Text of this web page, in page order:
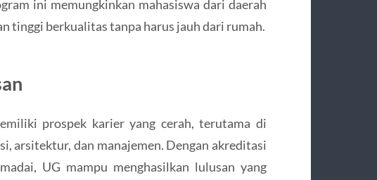
ini memungkinkan mahasiswa dari daerah
tinggi berkualitas tanpa harus jauh dari rumah.
prospek karier yang cerah, terutama di
arsitektur, dan manajemen. Dengan akreditasi
UG mampu menghasilkan lulusan yang